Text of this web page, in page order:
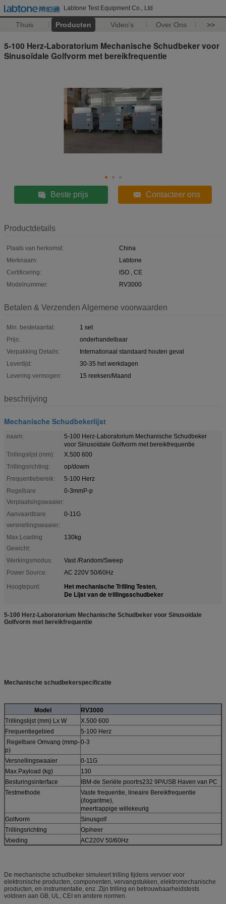
Labtone Test Equipment Co., Ltd
Thuis Producten Video's Over Ons >>
5-100 Herz-Laboratorium Mechanische Schudbeker voor
Sinusoïdale Golfvorm met bereikfrequentie
Beste prijs Contacteer ons
Productdetails
Plaats van herkomst:
China
Merknaam:
Labtone
Certificering:
ISO , CE
Modelnummer:
RV3000
Betalen & Verzenden Algemene voorwaarden
Min. bestelaantal:
1 set
Prijs:
onderhandelbaar
Verpakking Details:
Internationaal standaard houten geval
Levertijd:
30-35 het werkdagen
Levering vermogen:
15 reeksen/Maand
beschrijving
Mechanische Schudbekerlijst
naam:
5-100 Herz-Laboratorium Mechanische Schudbeker
voor Sinusoïdale Golfvorm met bereikfrequentie
Trillingslijst (mm):
X.500 600
Trillingsrichting:
op/dowm
Frequentiebereik:
5-100 Herz
Regelbare
Verplaatsingswaaier:
0-3mmP-p
Aanvaardbare
versnellingswaaier:
0-11G
Max.Loading
Gewicht:
130kg
Werkingsmodus:
Vast /Random/Sweep
Power Source:
AC 220V 50/60Hz
Hoogtepunt:
Het mechanische Trilling Testen,
De Lijst van de trillingsschudbeker
5-100 Herz-Laboratorium Mechanische Schudbeker voor Sinusoïdale
Golfvorm met bereikfrequentie
Mechanische schudbekerspecificatie
Model
RV3000
Trillingslijst (mm) Lx W
X.500 600
Frequentiegebied
5-100 Herz
Regelbare Omvang (mmp-
p)
0-3
Versnellingswaaier
0-11G
Max.Payload (kg)
130
Besturingsinterface
IBM-de Seriële poortrs232 9P/USB Haven van PC
Testmethode
Vaste frequentie, lineaire Bereikfrequentie
(/logaritme),
meertrappige willekeurig
Golfvorm
Sinusgolf
Trillingsrichting
Op/neer
Voeding
AC220V 50/60Hz
De mechanische schudbeker simuleert trilling tijdens vervoer voor
elektronische producten, componenten, vervangstukken, elektromechanische
producten, en instrumentatie, enz. Zijn trilling en betrouwbaarheidstests
voldoen aan GB, UL, CEI en andere normen.